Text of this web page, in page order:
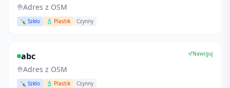
Adres z OSM
🍾 Szkło 🧴 Plastik Czynny
abc
Adres z OSM
🍾 Szkło 🧴 Plastik Czynny
Nawiguj